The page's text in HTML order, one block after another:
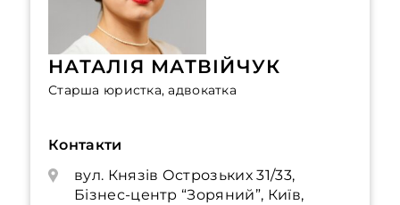
НАТАЛІЯ МАТВІЙЧУК
Старша юристка, адвокатка
Контакти
вул. Князів Острозьких 31/33,
Бізнес-центр “Зоряний”, Київ,